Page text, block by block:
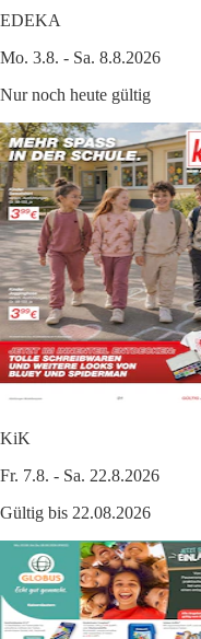
EDEKA
Mo. 3.8. - Sa. 8.8.2026
Nur noch heute gültig
KiK
Fr. 7.8. - Sa. 22.8.2026
Gültig bis 22.08.2026